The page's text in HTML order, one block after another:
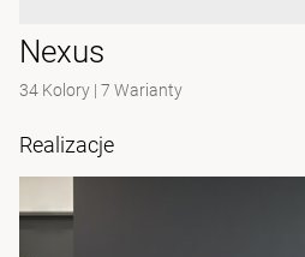
Nexus
34 Kolory | 7 Warianty
Realizacje